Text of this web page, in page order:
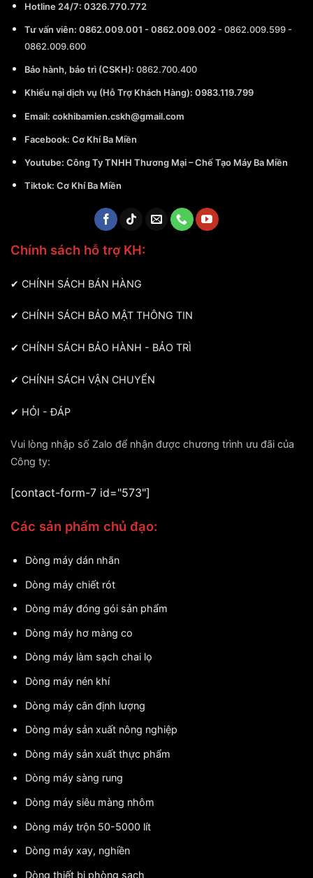
Hotline 24/7: 0326.770.772
Tư vấn viên: 0862.009.001 - 0862.009.002 - 0862.009.599 -
0862.009.600
Bảo hành, bảo trì (CSKH): 0862.700.400
Khiếu nại dịch vụ (Hỗ Trợ Khách Hàng): 0983.119.799
Email: cokhibamien.cskh@gmail.com
Facebook: Cơ Khí Ba Miền
Youtube: Công Ty TNHH Thương Mại – Chế Tạo Máy Ba Miền
Tiktok: Cơ Khí Ba Miền
Chính sách hỗ trợ KH:
✔ CHÍNH SÁCH BÁN HÀNG
✔ CHÍNH SÁCH BẢO MẬT THÔNG TIN
✔ CHÍNH SÁCH BẢO HÀNH - BẢO TRÌ
✔ CHÍNH SÁCH VẬN CHUYỂN
✔ HỎI - ĐÁP
Vui lòng nhập số Zalo để nhận được chương trình ưu đãi của
Công ty:
[contact-form-7 id="573"]
Các sản phẩm chủ đạo:
Dòng máy dán nhãn
Dòng máy chiết rót
Dòng máy đóng gói sản phẩm
Dòng máy hơ màng co
Dòng máy làm sạch chai lọ
Dòng máy nén khí
Dòng máy cân định lượng
Dòng máy sản xuất nông nghiệp
Dòng máy sản xuất thực phẩm
Dòng máy sàng rung
Dòng máy siêu màng nhôm
Dòng máy trộn 50-5000 lít
Dòng máy xay, nghiền
Dòng thiết bị phòng sạch